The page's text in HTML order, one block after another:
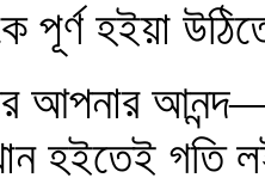
পূর্ণ হইয়া
আপনার
হইতেই গতি